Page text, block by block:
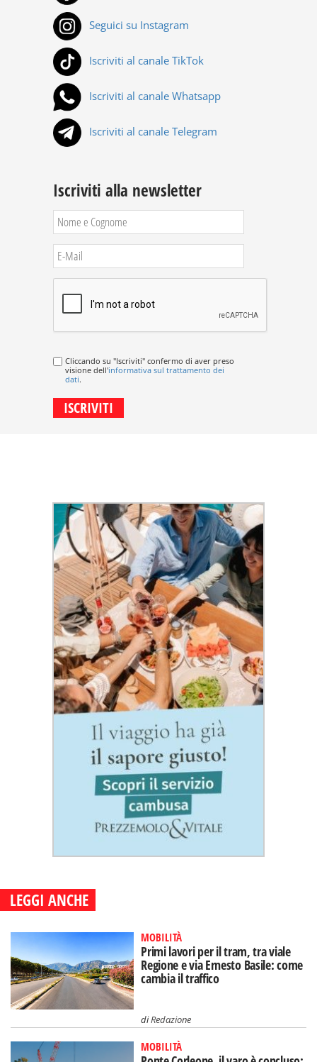
Seguici su Instagram
Iscriviti al canale TikTok
Iscriviti al canale Whatsapp
Iscriviti al canale Telegram
Iscriviti alla newsletter
Cliccando su "Iscriviti" confermo di aver preso
visione dell'informativa sul trattamento dei
dati.
LEGGI ANCHE
MOBILITÀ
Primi lavori per il tram, tra viale
Regione e via Ernesto Basile: come
cambia il traffico
diRedazione
MOBILITÀ